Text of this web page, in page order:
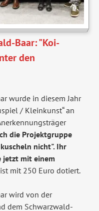
Baar: "Koi-
den
wurde in diesem Jahr
/ Kleinkunst“ an
die Projektgruppe
nicht". Ihr
jetzt mit einem
mit 250 Euro dotiert.
wird von der
dem Schwarzwald-